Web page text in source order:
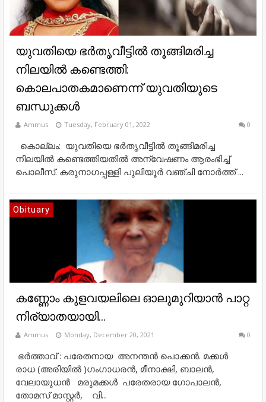
യുവതിയെ ഭര്‍തൃവീട്ടില്‍ തൂങ്ങിമരിച്ച
നിലയില്‍ കണ്ടെത്തി:
കൊലപാതകമാണെന്ന് യുവതിയുടെ
ബന്ധുക്കള്‍
Ammus Tuesday, February 01, 2022 0
കൊല്ലം: യുവതിയെ ഭര്‍തൃവീട്ടില്‍ തൂങ്ങിമരിച്ച
നിലയില്‍ കണ്ടെത്തിയതില്‍ അന്വേഷണം ആരംഭിച്ച്
പൊലീസ്. കരുനാഗപ്പള്ളി പുലിയൂര്‍ വഞ്ചി നോര്‍ത്ത് ...
Obituary
കണ്ണോം കുളവയലിലെ ഓലുമുറിയാൻ പാറ്റ
നിര്യാതയായി...
Ammus Monday, December 20, 2021 0
ഭർത്താവ് : പരേതനായ അനന്തൻ പൊക്കൻ. മക്കൾ
രാധ (അരിയിൽ )ഗംഗാധരൻ, മീനാക്ഷി, ബാലൻ,
വേലായുധൻ മരുമക്കൾ പരേതരായ ഗോപാലൻ,
തോമസ് മാസ്റ്റർ, വി...